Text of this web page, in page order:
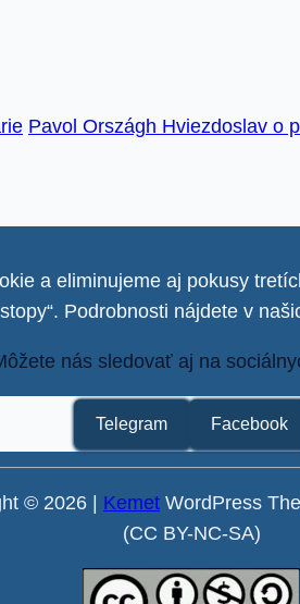
Pavol Országh Hviezdoslav o
a eliminujeme aj pokusy
Podrobnosti nájdete v
nás sledovať aj na
Telegram Facebook
© 2026 | Kemet WordPress
(CC BY-NC-SA)